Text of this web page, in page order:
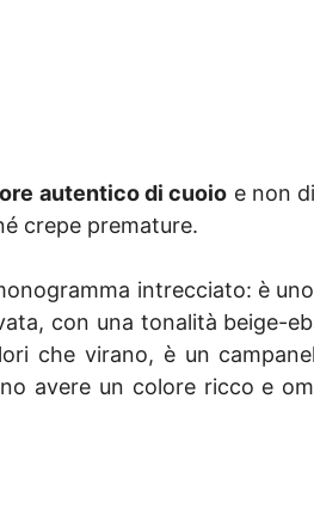
autentico di cuoio e non
crepe premature.
intrecciato: è
con una tonalità beige-
che virano, è un
avere un colore ricco e